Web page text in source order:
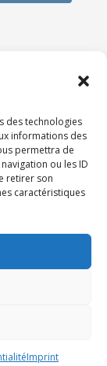
des technologies
informations des
permettra de
ou les ID
retirer son
caractéristiques
Imprint
Tarifs